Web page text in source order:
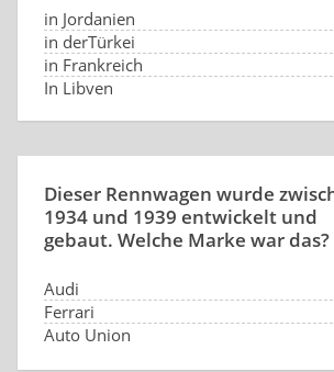
in Jordanien
in derTürkei
in Frankreich
In Libyen
Dieser Rennwagen wurde
1934 und 1939 entwickelt und
gebaut. Welche Marke war das?
Audi
Ferrari
Auto Union